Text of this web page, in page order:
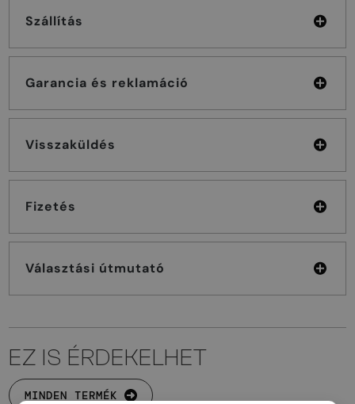
Szállítás
Garancia és reklamáció
Visszaküldés
Fizetés
Választási útmutató
EZ IS ÉRDEKELHET
MINDEN TERMÉK